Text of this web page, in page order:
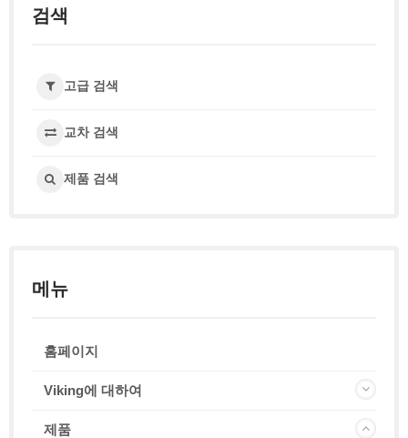
검색
고급 검색
교차 검색
제품 검색
메뉴
홈페이지
Viking에 대하여
제품